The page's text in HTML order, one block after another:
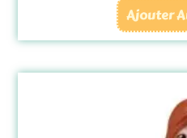
Ajouter